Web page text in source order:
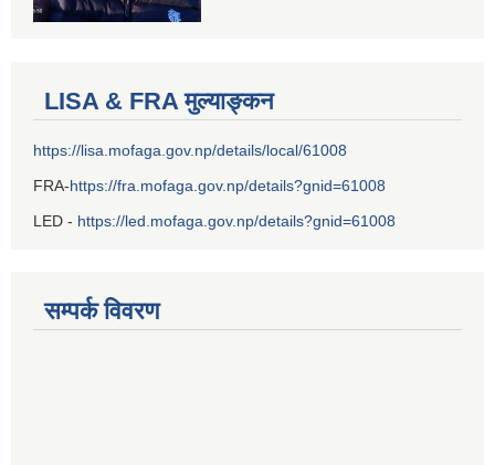
LISA & FRA मुल्याङ्कन
https://lisa.mofaga.gov.np/details/local/61008
FRA-https://fra.mofaga.gov.np/details?gnid=61008
LED - https://led.mofaga.gov.np/details?gnid=61008
सम्पर्क विवरण